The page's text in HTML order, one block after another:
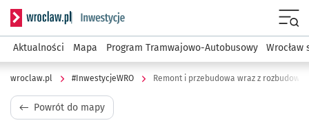
Serwis informacyjny wroclaw.pl podserwis:
Aktualności Mapa Program Tramwajowo-Autobusowy Wrocław
wroclaw.pl #InwestycjeWRO
Powrót do mapy